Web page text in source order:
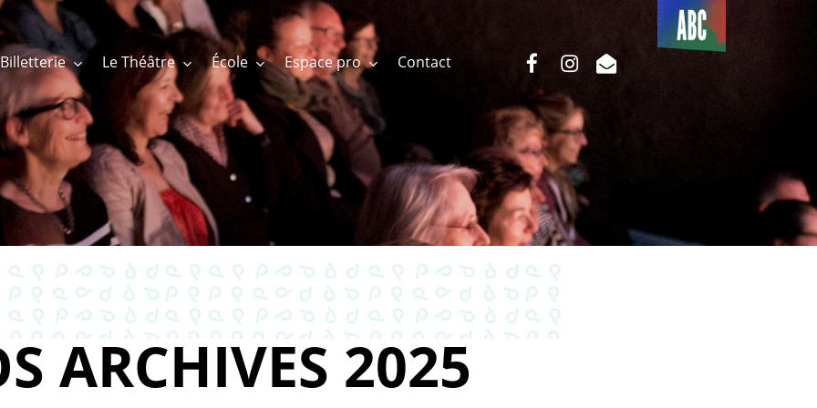
Billetterie Le Théâtre École Espace pro Contact
Du côté
de l’ABC
facebookinstagram
email
ARCHIVES 2025